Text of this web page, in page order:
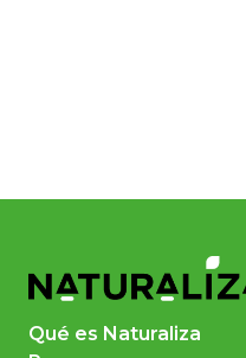
Qué es Naturaliza